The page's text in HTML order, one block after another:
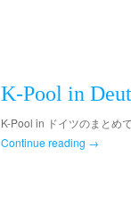
K-Pool in
K-Pool in ドイツのまとめ
Continue reading →